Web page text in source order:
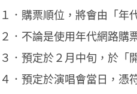
１．購票順位，將會由「年
２．不論是使用年代網路購
３．預定於２月中旬，於「
４．預定於演唱會當日，憑